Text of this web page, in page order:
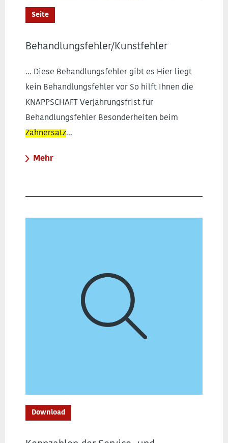
Seite
Behandlungsfehler/Kunstfehler
... Diese Behandlungsfehler gibt es Hier liegt
kein Behandlungsfehler vor So hilft Ihnen die
KNAPPSCHAFT Verjährungsfrist für
Behandlungsfehler Besonderheiten beim
Zahnersatz...
Mehr
Download